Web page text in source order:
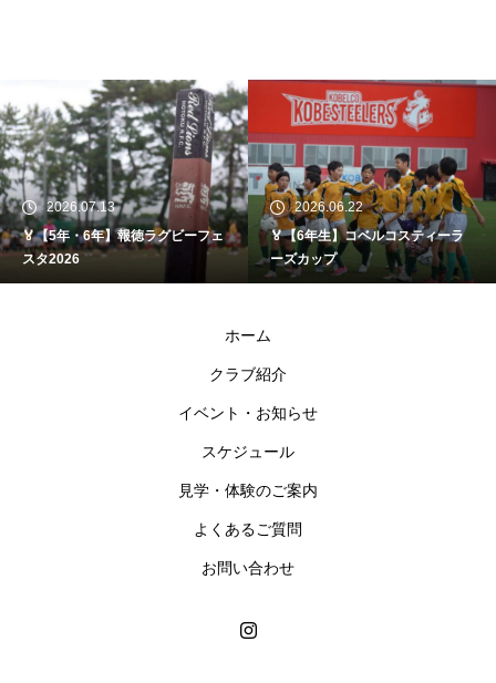
2026.07.13
🏅【5年・6年】報徳ラグビーフェ
スタ2026
2026.06.22
🏅【6年生】コベルコスティーラ
ーズカップ
ホーム
クラブ紹介
イベント・お知らせ
スケジュール
見学・体験のご案内
よくあるご質問
お問い合わせ